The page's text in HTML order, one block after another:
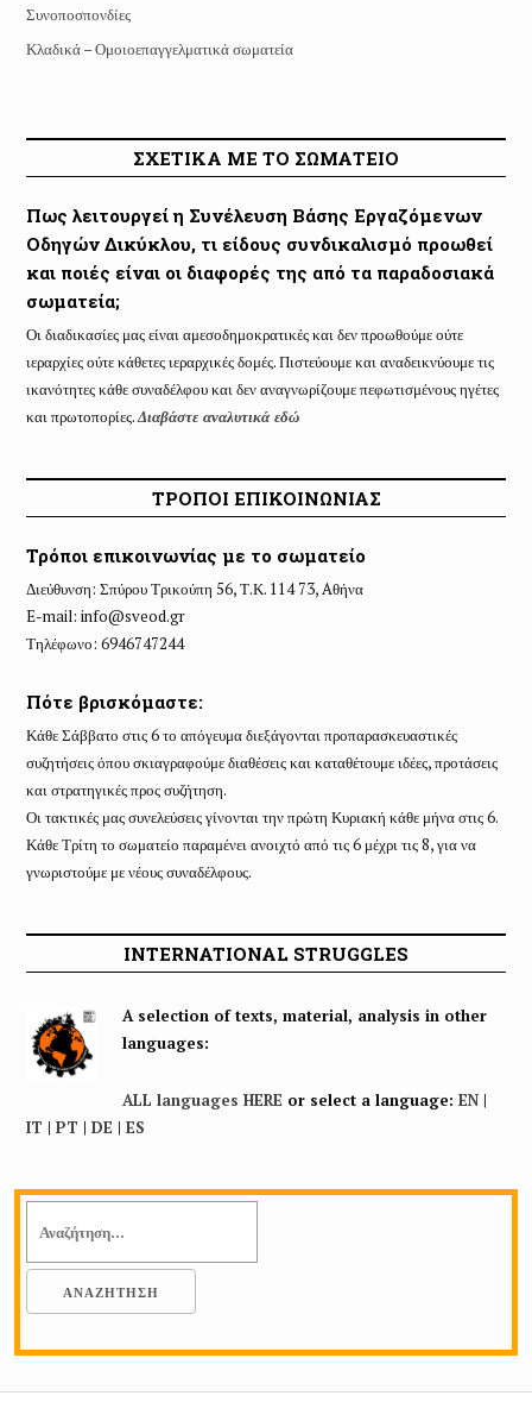
Συνοποσπονδίες
Κλαδικά – Ομοιοεπαγγελματικά σωματεία
ΣΧΕΤΙΚΑ ΜΕ ΤΟ ΣΩΜΑΤΕΙΟ
Πως λειτουργεί η Συνέλευση Βάσης Εργαζόμενων
Οδηγών Δικύκλου, τι είδους συνδικαλισμό προωθεί
και ποιές είναι οι διαφορές της από τα παραδοσιακά
σωματεία;
Οι διαδικασίες μας είναι αμεσοδημοκρατικές και δεν προωθούμε ούτε
ιεραρχίες ούτε κάθετες ιεραρχικές δομές. Πιστεύουμε και αναδεικνύουμε τις
ικανότητες κάθε συναδέλφου και δεν αναγνωρίζουμε πεφωτισμένους ηγέτες
και πρωτοπορίες.Διαβάστε αναλυτικά εδώ
ΤΡΟΠΟΙ ΕΠΙΚΟΙΝΩΝΙΑΣ
Τρόποι επικοινωνίας με το σωματείο
Διεύθυνση: Σπύρου Τρικούπη 56, Τ.Κ. 114 73, Aθήνα
E-mail: info@sveod.gr
Τηλέφωνο: 6946747244
Πότε βρισκόμαστε:
Κάθε Σάββατο στις 6 το απόγευμα διεξάγονται προπαρασκευαστικές
συζητήσεις όπου σκιαγραφούμε διαθέσεις και καταθέτουμε ιδέες, προτάσεις
και στρατηγικές προς συζήτηση.
Οι τακτικές μας συνελεύσεις γίνονται την πρώτη Κυριακή κάθε μήνα στις 6.
Κάθε Τρίτη το σωματείο παραμένει ανοιχτό από τις 6 μέχρι τις 8, για να
γνωριστούμε με νέους συναδέλφους.
INTERNATIONAL STRUGGLES
A selection of texts, material, analysis in other
languages:
ALL languages HERE or select a language: EN|
IT | PT | DE | ES